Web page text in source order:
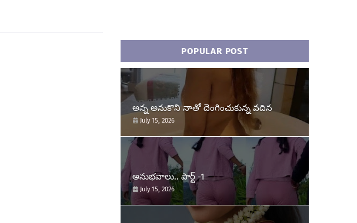
POPULAR POST
అన్న అనుకొని నాతో దెంగించుకున్న వదిన
July 15, 2026
అనుభవాలు.. పార్ట్ -1
July 15, 2026